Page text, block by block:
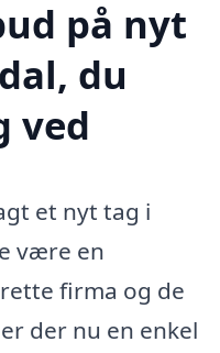
på nyt
du
ved
et nyt tag i
være en
firma og de
der nu en enkel